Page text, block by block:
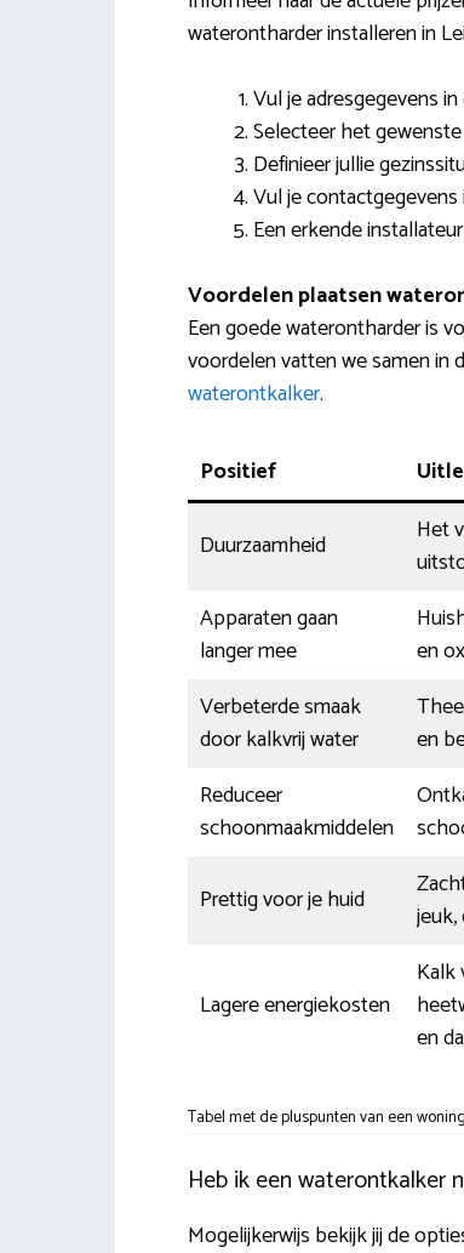
waterontharder installeren in
Vul je adresgegevens
Selecteer het
Definieer jullie
Vul je
Een erkende
Voordelen plaatsen
Een goede waterontharder is
voordelen vatten we samen in
waterontkalker.
Positief
Duurzaamheid
Het
Apparaten gaan
langer mee
en
Verbeterde smaak
door kalkvrij water
en
Reduceer
schoonmaakmiddelen
Prettig voor je huid
Lagere energiekosten
Kalk
en
Tabel met de pluspunten van een
Heb ik een waterontkalker
Mogelijkerwijs bekijk jij de